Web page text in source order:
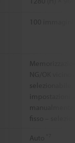
fisso –
Auto